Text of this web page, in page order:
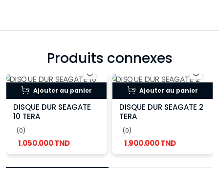
Produits connexes
Ajouter au panier
DISQUE DUR SEAGATE
10 TERA
(0)
1.050.000 TND
Ajouter au panier
DISQUE DUR SEAGATE 2
TERA
(0)
1.900.000 TND